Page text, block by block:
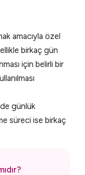
amacıyla özel
birkaç gün
için belirli bir
günlük
süreci ise birkaç